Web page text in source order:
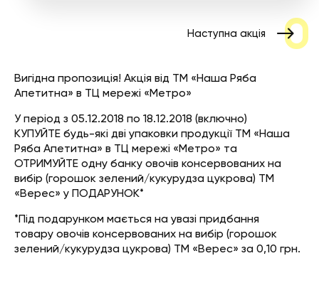
Наступна акція
Вигідна пропозиція! Акція від ТМ «Наша Ряба
Апетитна» в ТЦ мережі «Метро»
У період з 05.12.2018 по 18.12.2018 (включно)
КУПУЙТЕ будь-які дві упаковки продукції ТМ «Наша
Ряба Апетитна» в ТЦ мережі «Метро» та
ОТРИМУЙТЕ одну банку овочів консервованих на
вибір (горошок зелений/кукурудза цукрова) ТМ
«Верес» у ПОДАРУНОК*
*Під подарунком мається на увазі придбання
товару овочів консервованих на вибір (горошок
зелений/кукурудза цукрова) ТМ «Верес» за 0,10 грн.